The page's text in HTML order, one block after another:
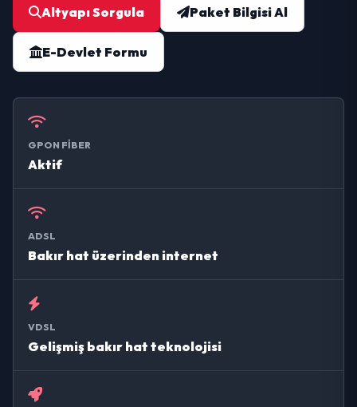
Altyapı Sorgula Paket Bilgisi Al
E-Devlet Formu
GPON FİBER
Aktif
ADSL
Bakır hat üzerinden internet
VDSL
Gelişmiş bakır hat teknolojisi